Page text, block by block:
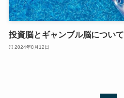
投資脳とギャンブル脳について
2024年8月12日